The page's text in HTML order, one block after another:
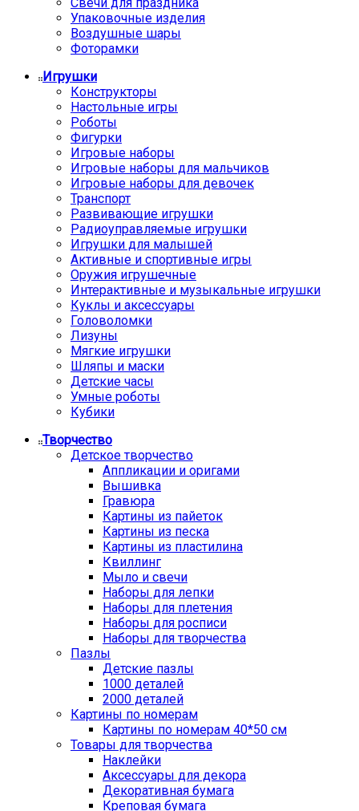
Свечи для праздника
Упаковочные изделия
Воздушные шары
Фоторамки
Игрушки
Конструкторы
Настольные игры
Роботы
Фигурки
Игровые наборы
Игровые наборы для мальчиков
Игровые наборы для девочек
Транспорт
Развивающие игрушки
Радиоуправляемые игрушки
Игрушки для малышей
Активные и спортивные игры
Оружия игрушечные
Интерактивные и музыкальные игрушки
Куклы и аксессуары
Головоломки
Лизуны
Мягкие игрушки
Шляпы и маски
Детские часы
Умные роботы
Кубики
Творчество
Детское творчество
Аппликации и оригами
Вышивка
Гравюра
Картины из пайеток
Картины из песка
Картины из пластилина
Квиллинг
Мыло и свечи
Наборы для лепки
Наборы для плетения
Наборы для росписи
Наборы для творчества
Пазлы
Детские пазлы
1000 деталей
2000 деталей
Картины по номерам
Картины по номерам 40*50 см
Товары для творчества
Наклейки
Аксессуары для декора
Декоративная бумага
Креповая бумага